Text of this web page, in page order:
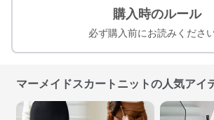
購入時のルール
必ず購入前にお読みください
マーメイドスカートニットの人気アイ